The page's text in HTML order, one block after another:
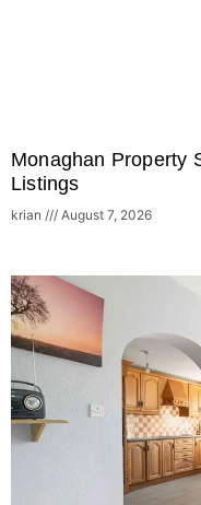
Monaghan Property
Listings
krian August 7, 2026